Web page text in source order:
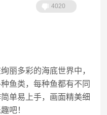
4020
丽多彩的海底世界中，
鱼类，每种鱼都有不同
单易上手，画面精美细
吧！